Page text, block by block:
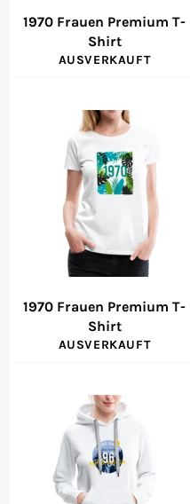
1970 Frauen Premium T-
Shirt
AUSVERKAUFT
1970 Frauen Premium T-
Shirt
AUSVERKAUFT